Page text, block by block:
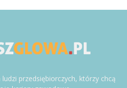
przedsiębiorczych, którzy chcą